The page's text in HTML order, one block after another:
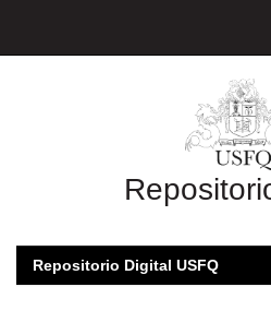
Repositorio Digital USFQ